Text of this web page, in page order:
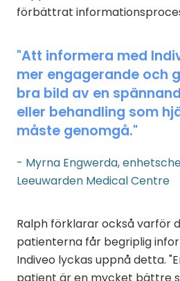
förbättrat
"Att informera med
mer engagerande och
bra bild av en
eller behandling som
måste genomgå."
- Myrna Engwerda,
Leeuwarden Medical Centre
Ralph förklarar också varför
patienterna får begriplig
Indiveo lyckas uppnå detta.